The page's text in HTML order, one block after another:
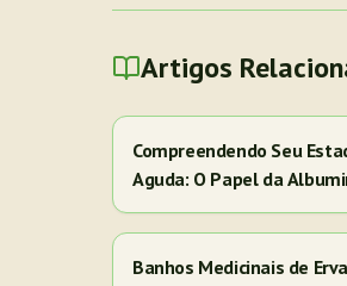
Artigos
Compreendendo Seu
Aguda: O Papel da
Banhos Medicinais de